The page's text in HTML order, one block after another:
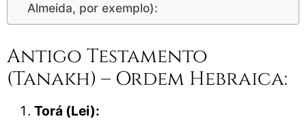
Almeida, por exemplo):
Antigo Testamento
(Tanakh) – Ordem Hebraica:
Torá (Lei):